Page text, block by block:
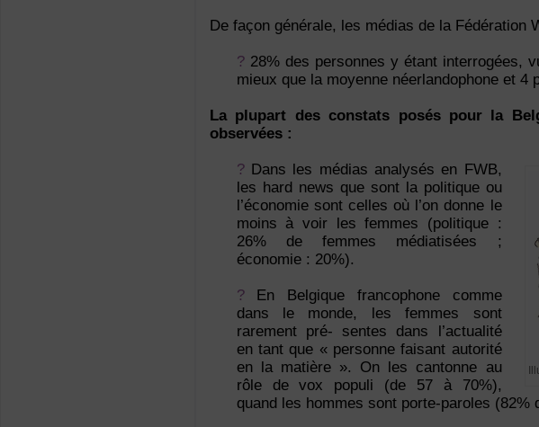
De façon générale, les médias de la Fédération
?28% des personnes y étant interrogées,
mieux que la moyenne néerlandophone et 4
La plupart des constats posés pour la
observées :
?Dans les médias analysés en FWB,
les hard news que sont la politique ou
l’économie sont celles où l’on donne le
moins à voir les femmes (politique :
26% de femmes médiatisées ;
économie : 20%).
?En Belgique francophone comme
dans le monde, les femmes sont
rarement pré- sentes dans l’actualité
en tant que « personne faisant autorité
en la matière ». On les cantonne au
rôle de vox populi (de 57 à 70%),
quand les hommes sont porte-paroles (82%